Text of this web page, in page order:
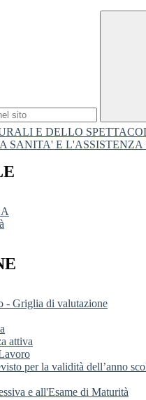
E DELLO
SANITA' E L'ASSISTENZA
- Griglia di valutazione
attiva
per la validità dell’anno
e all'Esame di Maturità